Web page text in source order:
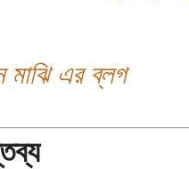
মাঝি এর ব্লগ